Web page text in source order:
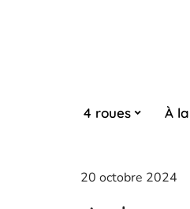
4 roues À
20 octobre 2024